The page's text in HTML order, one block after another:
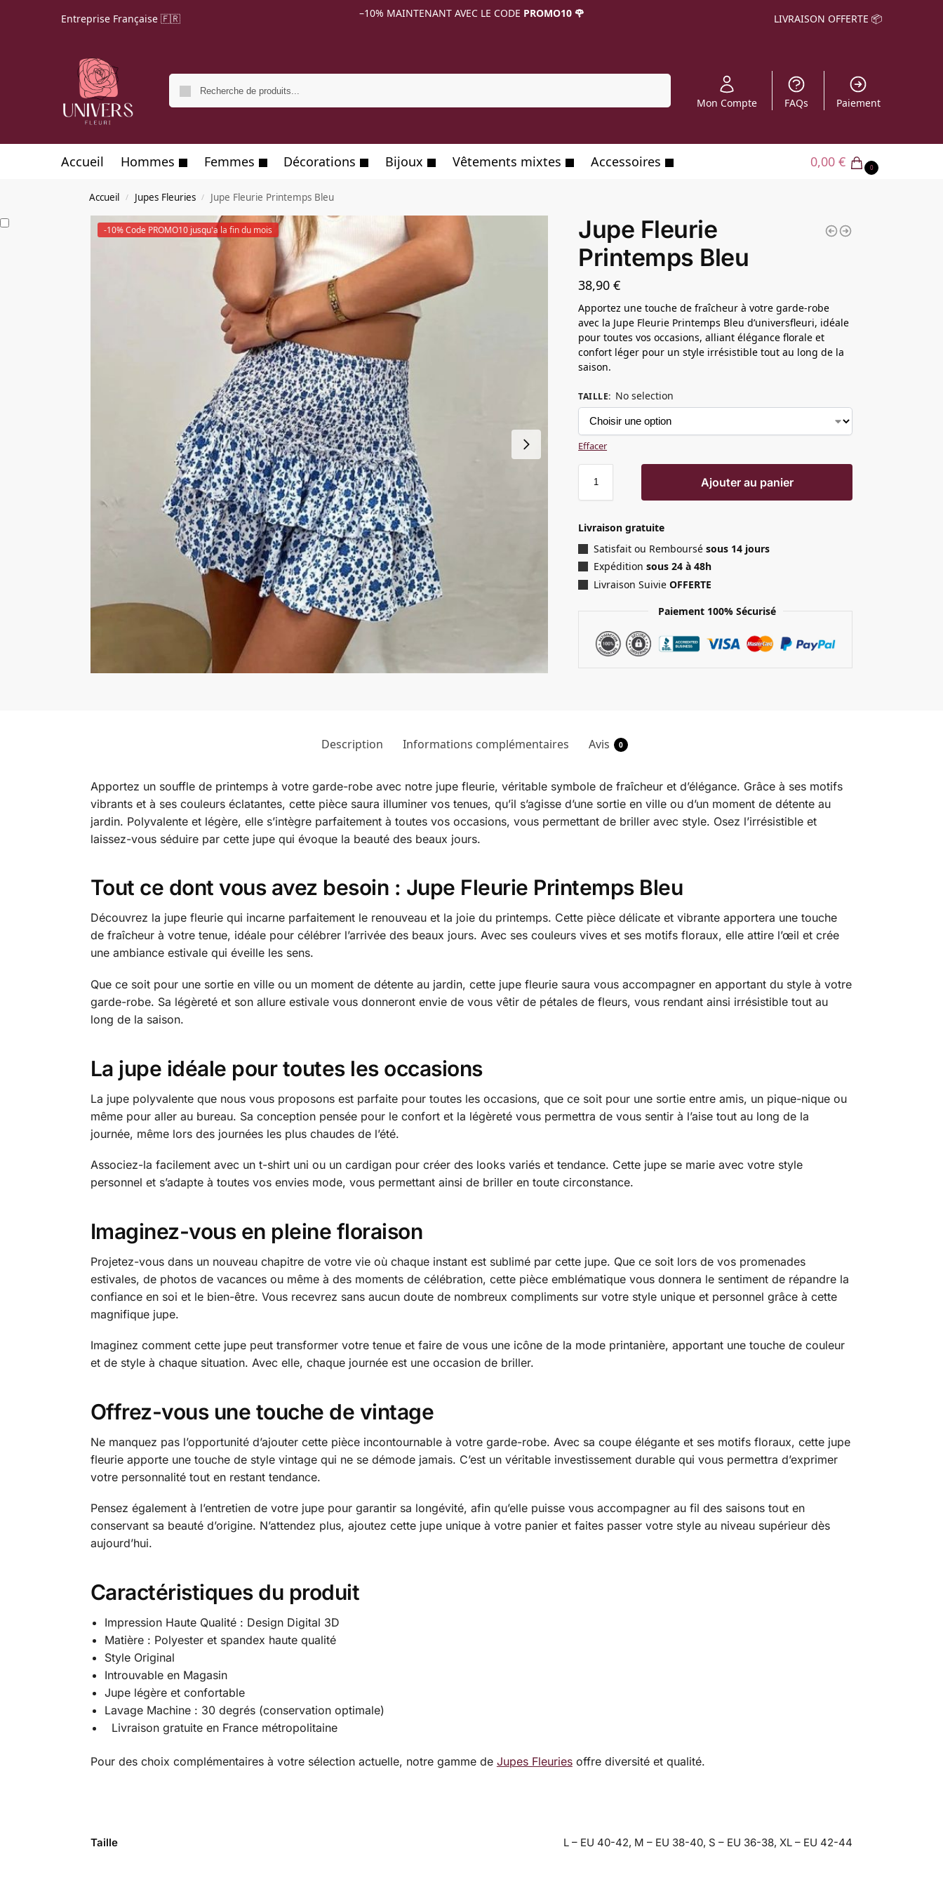
Entreprise Française 🇫🇷 –10% MAINTENANT AVEC LE CODE PROMO10 🌹 LIVRAISON OFFERTE 📦
Mon Compte FAQs Paiement
Accueil Hommes Femmes Décorations Bijoux Vêtements mixtes Accessoires 0,00 € 0
Accueil / Jupes Fleuries / Jupe Fleurie Printemps Bleu
-10% Code PROMO10 jusqu'a la fin du mois
Jupe Fleurie
Printemps Bleu
38,90€
Apportez une touche de fraîcheur à votre garde-robe
avec la Jupe Fleurie Printemps Bleu d’universfleuri, idéale
pour toutes vos occasions, alliant élégance florale et
confort léger pour un style irrésistible tout au long de la
saison.
TAILLE: No selection
Effacer
Ajouter au panier
Livraison gratuite
Satisfait ou Remboursésous 14 jours
Expédition sous 24 à 48h
Livraison SuivieOFFERTE
Paiement 100% Sécurisé
Description Informations complémentaires Avis 0
Apportez un souffle de printemps à votre garde-robe avec notre jupe fleurie, véritable symbole de fraîcheur et d’élégance. Grâce à ses motifs
vibrants et à ses couleurs éclatantes, cette pièce saura illuminer vos tenues, qu’il s’agisse d’une sortie en ville ou d’un moment de détente au
jardin. Polyvalente et légère, elle s’intègre parfaitement à toutes vos occasions, vous permettant de briller avec style. Osez l’irrésistible et
laissez-vous séduire par cette jupe qui évoque la beauté des beaux jours.
Tout ce dont vous avez besoin : Jupe Fleurie Printemps Bleu
Découvrez la jupe fleurie qui incarne parfaitement le renouveau et la joie du printemps. Cette pièce délicate et vibrante apportera une touche
de fraîcheur à votre tenue, idéale pour célébrer l’arrivée des beaux jours. Avec ses couleurs vives et ses motifs floraux, elle attire l’œil et crée
une ambiance estivale qui éveille les sens.
Que ce soit pour une sortie en ville ou un moment de détente au jardin, cette jupe fleurie saura vous accompagner en apportant du style à votre
garde-robe. Sa légèreté et son allure estivale vous donneront envie de vous vêtir de pétales de fleurs, vous rendant ainsi irrésistible tout au
long de la saison.
La jupe idéale pour toutes les occasions
La jupe polyvalente que nous vous proposons est parfaite pour toutes les occasions, que ce soit pour une sortie entre amis, un pique-nique ou
même pour aller au bureau. Sa conception pensée pour le confort et la légèreté vous permettra de vous sentir à l’aise tout au long de la
journée, même lors des journées les plus chaudes de l’été.
Associez-la facilement avec un t-shirt uni ou un cardigan pour créer des looks variés et tendance. Cette jupe se marie avec votre style
personnel et s’adapte à toutes vos envies mode, vous permettant ainsi de briller en toute circonstance.
Imaginez-vous en pleine floraison
Projetez-vous dans un nouveau chapitre de votre vie où chaque instant est sublimé par cette jupe. Que ce soit lors de vos promenades
estivales, de photos de vacances ou même à des moments de célébration, cette pièce emblématique vous donnera le sentiment de répandre la
confiance en soi et le bien-être. Vous recevrez sans aucun doute de nombreux compliments sur votre style unique et personnel grâce à cette
magnifique jupe.
Imaginez comment cette jupe peut transformer votre tenue et faire de vous une icône de la mode printanière, apportant une touche de couleur
et de style à chaque situation. Avec elle, chaque journée est une occasion de briller.
Offrez-vous une touche de vintage
Ne manquez pas l’opportunité d’ajouter cette pièce incontournable à votre garde-robe. Avec sa coupe élégante et ses motifs floraux, cette jupe
fleurie apporte une touche de style vintage qui ne se démode jamais. C’est un véritable investissement durable qui vous permettra d’exprimer
votre personnalité tout en restant tendance.
Pensez également à l’entretien de votre jupe pour garantir sa longévité, afin qu’elle puisse vous accompagner au fil des saisons tout en
conservant sa beauté d’origine. N’attendez plus, ajoutez cette jupe unique à votre panier et faites passer votre style au niveau supérieur dès
aujourd’hui.
Caractéristiques du produit
Impression Haute Qualité : Design Digital 3D
Matière : Polyester et spandex haute qualité
Style Original
Introuvable en Magasin
Jupe légère et confortable
Lavage Machine : 30 degrés (conservation optimale)
Livraison gratuite en France métropolitaine
Pour des choix complémentaires à votre sélection actuelle, notre gamme de Jupes Fleuriesoffre diversité et qualité.
Taille L – EU 40-42, M – EU 38-40, S – EU 36-38, XL – EU 42-44